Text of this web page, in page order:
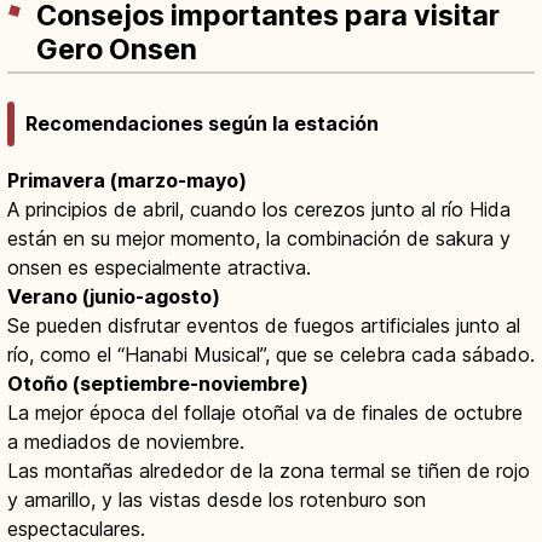
Consejos importantes para visitar
Gero Onsen
Recomendaciones según la estación
Primavera (marzo-mayo)
A principios de abril, cuando los cerezos junto al río Hida
están en su mejor momento, la combinación de sakura y
onsen es especialmente atractiva.
Verano (junio-agosto)
Se pueden disfrutar eventos de fuegos artificiales junto al
río, como el “Hanabi Musical”, que se celebra cada sábado.
Otoño (septiembre-noviembre)
La mejor época del follaje otoñal va de finales de octubre
a mediados de noviembre.
Las montañas alrededor de la zona termal se tiñen de rojo
y amarillo, y las vistas desde los rotenburo son
espectaculares.